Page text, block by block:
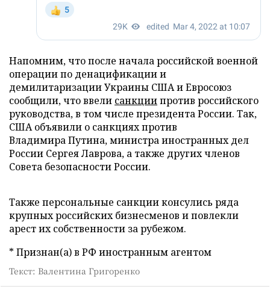
Напомним, что после начала российской военной
операции по денацификации и
демилитаризации Украины США и Евросоюз
сообщили, что ввели санкциипротив российского
руководства, в том числе президента России. Так,
США объявили о санкциях против
Владимира Путина, министра иностранных дел
России Сергея Лаврова, а также других членов
Совета безопасности России.
Также персональные санкции консулись ряда
крупных российских бизнесменов и повлекли
арест их собственности за рубежом.
* Признан(а) в РФ иностранным агентом
Текст: Валентина Григоренко